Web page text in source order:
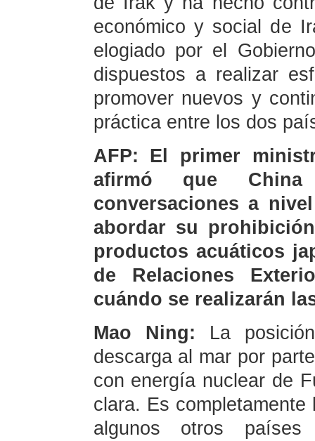
económico y social de
elogiado por el
dispuestos a realizar
promover nuevos y
práctica entre los dos
AFP: El primer
afirmó que
conversaciones a
abordar su
productos acuáticos
de Relaciones
cuándo se realizarán
Mao Ning: La
descarga al mar por
con energía nuclear de
clara. Es
algunos otros